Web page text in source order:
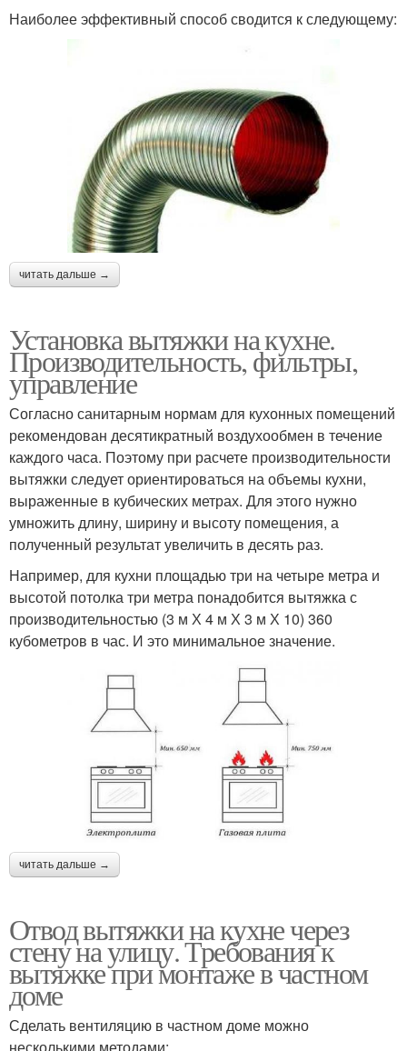
Наиболее эффективный способ сводится к следующему:
читать дальше →
Установка вытяжки на кухне.
Производительность, фильтры,
управление
Согласно санитарным нормам для кухонных помещений
рекомендован десятикратный воздухообмен в течение
каждого часа. Поэтому при расчете производительности
вытяжки следует ориентироваться на объемы кухни,
выраженные в кубических метрах. Для этого нужно
умножить длину, ширину и высоту помещения, а
полученный результат увеличить в десять раз.
Например, для кухни площадью три на четыре метра и
высотой потолка три метра понадобится вытяжка с
производительностью (3 м Х 4 м Х 3 м Х 10) 360
кубометров в час. И это минимальное значение.
читать дальше →
Отвод вытяжки на кухне через
стену на улицу. Требования к
вытяжке при монтаже в частном
доме
Сделать вентиляцию в частном доме можно
несколькими методами: